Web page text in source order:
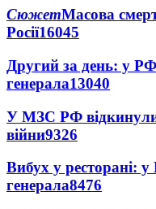
СюжетМасова
Росії16045
Другий за день: у
генерала13040
У МЗС РФ відкинули
війни9326
Вибух у ресторані:
генерала8476